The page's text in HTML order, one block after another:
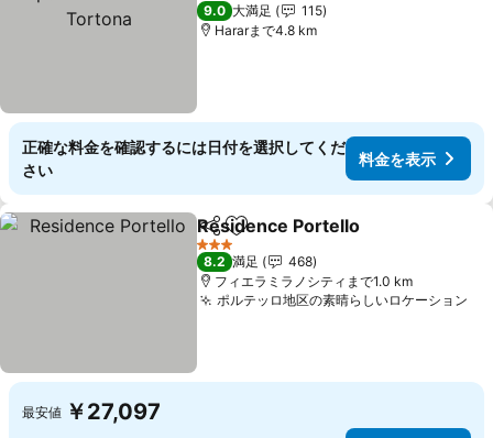
9.0 大満足
115
Hararまで4.8 km
正確な料金を確認するには日付を選択してくだ
さい
料金を表示
シェアお気に入りに追加
Residence Portello
3 ホテルのランク
8.2 満足
468
フィエラミラノシティまで1.0 km
ポルテッロ地区の素晴らしいロケーション
最安値 ￥27,097